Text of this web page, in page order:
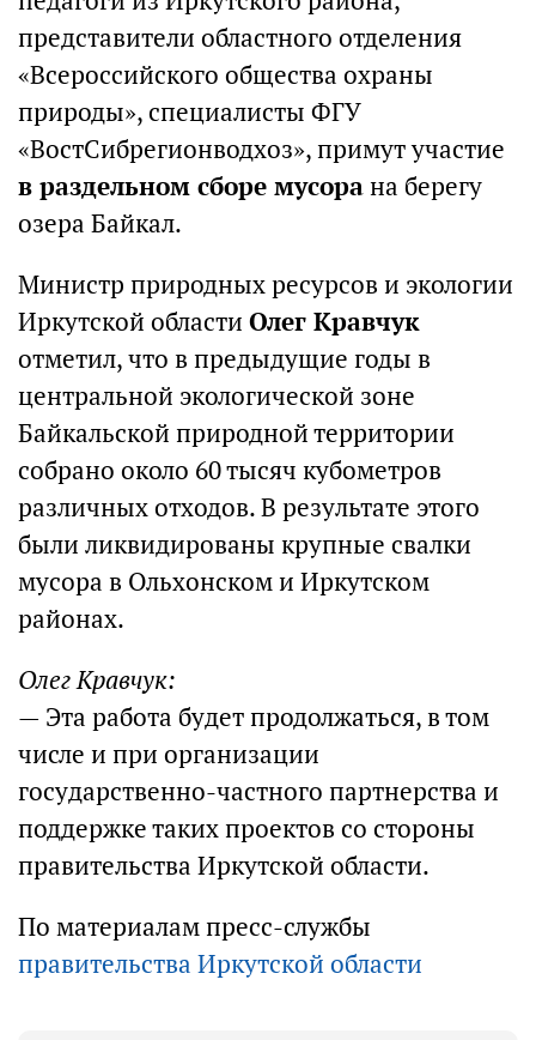
представители областного отделения
«Всероссийского общества охраны
природы», специалисты ФГУ
«ВостСибрегионводхоз», примут участие
в раздельном сборе мусорана берегу
озера Байкал.
Министр природных ресурсов и экологии
Иркутской области Олег Кравчук
отметил, что в предыдущие годы в
центральной экологической зоне
Байкальской природной территории
собрано около 60 тысяч кубометров
различных отходов. В результате этого
были ликвидированы крупные свалки
мусора в Ольхонском и Иркутском
районах.
Олег Кравчук:
— Эта работа будет продолжаться, в том
числе и при организации
государственно-частного партнерства и
поддержке таких проектов со стороны
правительства Иркутской области.
По материалам пресс-службы
правительства Иркутской области